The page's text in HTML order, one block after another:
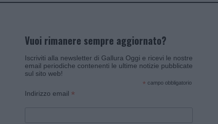
Vuoi rimanere sempre aggiornato?
Iscriviti alla newsletter di Gallura Oggi e ricevi le nostre
email periodiche contenenti le ultime notizie pubblicate
sul sito web!
* campo obbligatorio
Indirizzo email *